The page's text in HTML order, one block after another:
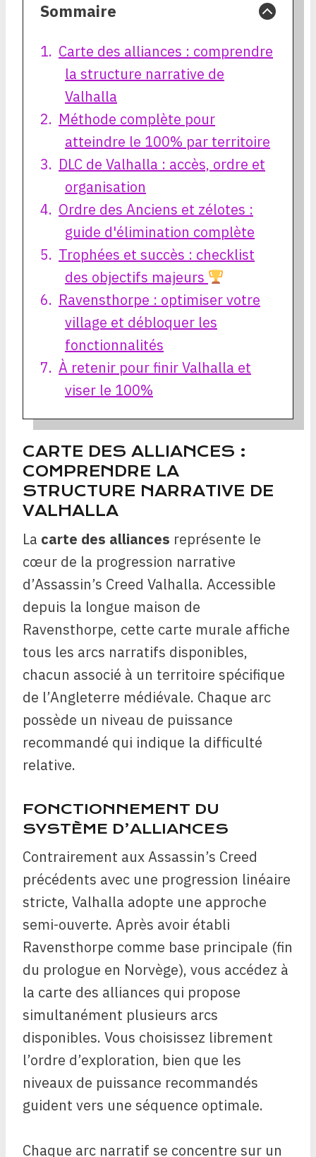
Sommaire
Carte des alliances : comprendre
la structure narrative de
Valhalla
Méthode complète pour
atteindre le 100% par territoire
DLC de Valhalla : accès, ordre et
organisation
Ordre des Anciens et zélotes :
guide d'élimination complète
Trophées et succès : checklist
des objectifs majeurs
Ravensthorpe : optimiser votre
village et débloquer les
fonctionnalités
À retenir pour finir Valhalla et
viser le 100%
CARTE DES ALLIANCES :
COMPRENDRE LA
STRUCTURE NARRATIVE DE
VALHALLA
La carte des alliances représente le
cœur de la progression narrative
d’Assassin’s Creed Valhalla. Accessible
depuis la longue maison de
Ravensthorpe, cette carte murale affiche
tous les arcs narratifs disponibles,
chacun associé à un territoire spécifique
de l’Angleterre médiévale. Chaque arc
possède un niveau de puissance
recommandé qui indique la difficulté
relative.
FONCTIONNEMENT DU
SYSTÈME D’ALLIANCES
Contrairement aux Assassin’s Creed
précédents avec une progression linéaire
stricte, Valhalla adopte une approche
semi-ouverte. Après avoir établi
Ravensthorpe comme base principale (fin
du prologue en Norvège), vous accédez à
la carte des alliances qui propose
simultanément plusieurs arcs
disponibles. Vous choisissez librement
l’ordre d’exploration, bien que les
niveaux de puissance recommandés
guident vers une séquence optimale.
Chaque arc narratif se concentre sur un